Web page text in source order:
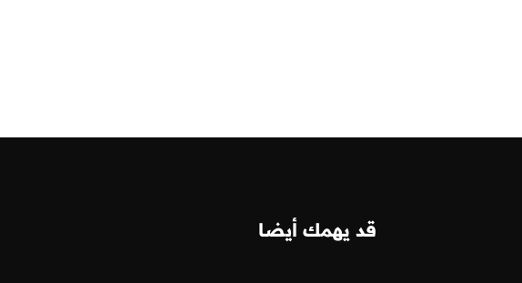
قد يهمك أيضا